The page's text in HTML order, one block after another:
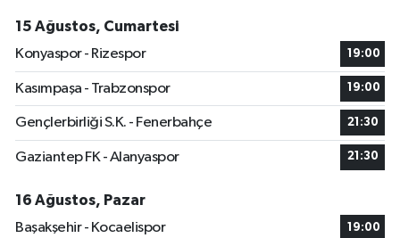
15 Ağustos, Cumartesi
Konyaspor - Rizespor
19:00
Kasımpaşa - Trabzonspor 19:00
Gençlerbirliği S.K. - Fenerbahçe 21:30
Gaziantep FK - Alanyaspor 21:30
16 Ağustos, Pazar
Başakşehir - Kocaelispor
19:00